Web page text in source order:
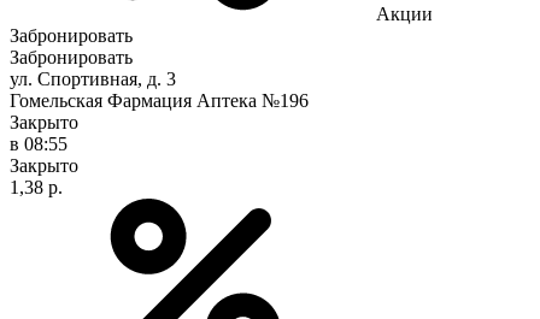
Акции
Забронировать
Забронировать
ул. Спортивная, д. 3
Гомельская Фармация Аптека №196
Закрыто
в 08:55
Закрыто
1,38 р.